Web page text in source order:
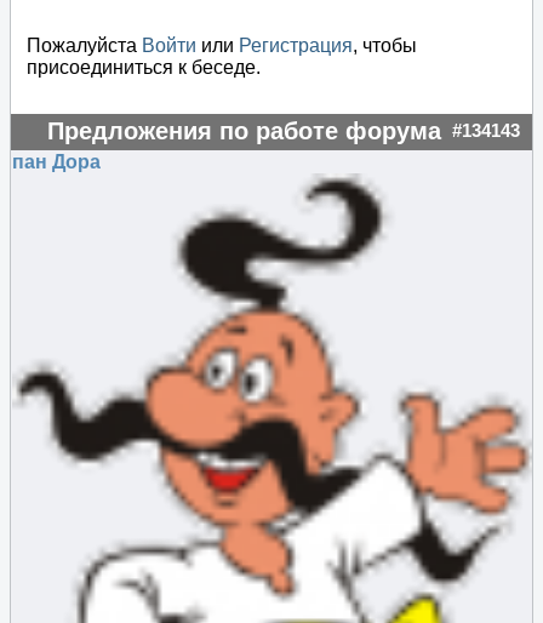
Пожалуйста Войти или Регистрация, чтобы
присоединиться к беседе.
Предложения по работе форума #134143
пан Дора